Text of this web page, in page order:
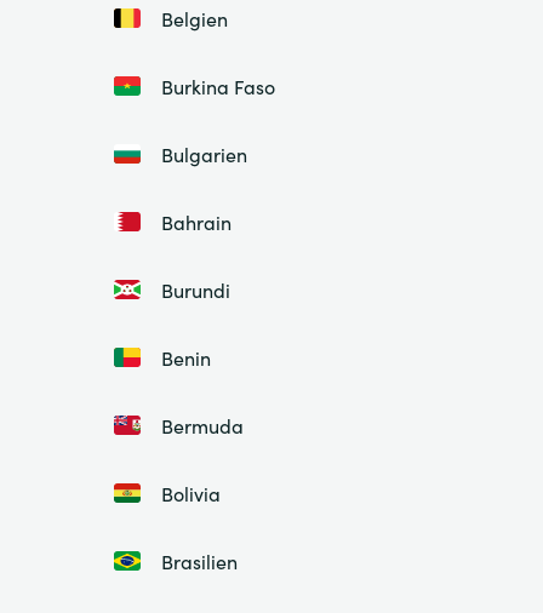
Belgien
Burkina Faso
Bulgarien
Bahrain
Burundi
Benin
Bermuda
Bolivia
Brasilien